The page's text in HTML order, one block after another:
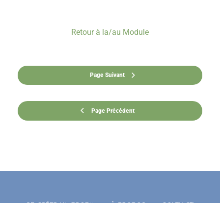
Page Précédent
Retour à la/au Module
Page Suivant